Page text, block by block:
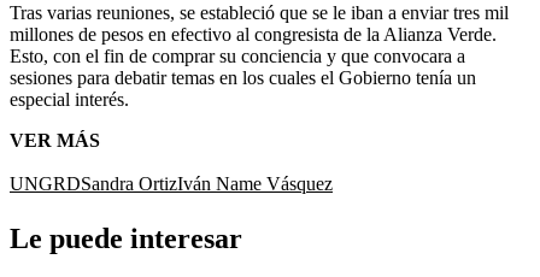
Tras varias reuniones, se estableció que se le iban a enviar tres mil
millones de pesos en efectivo al congresista de la Alianza Verde.
Esto, con el fin de comprar su conciencia y que convocara a
sesiones para debatir temas en los cuales el Gobierno tenía un
especial interés.
VER MÁS
UNGRDSandra OrtizIván Name Vásquez
Le puede interesar